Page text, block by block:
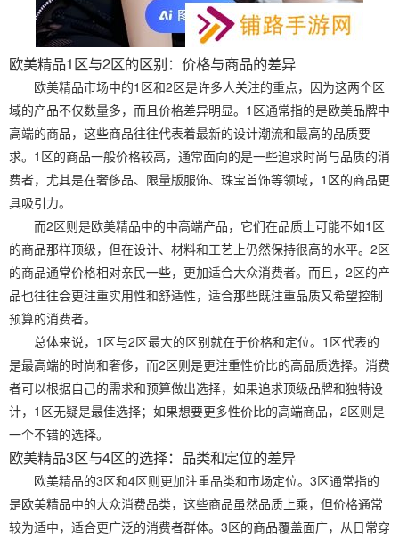
欧美精品1区与2区的区别：价格与商品的差异
欧美精品市场中的1区和2区是许多人关注的重点，因为这两个区
域的产品不仅数量多，而且价格差异明显。1区通常指的是欧美品牌中
高端的商品，这些商品往往代表着最新的设计潮流和最高的品质要
求。1区的商品一般价格较高，通常面向的是一些追求时尚与品质的消
费者，尤其是在奢侈品、限量版服饰、珠宝首饰等领域，1区的商品更
具吸引力。
而2区则是欧美精品中的中高端产品，它们在品质上可能不如1区
的商品那样顶级，但在设计、材料和工艺上仍然保持很高的水平。2区
的商品通常价格相对亲民一些，更加适合大众消费者。而且，2区的产
品也往往会更注重实用性和舒适性，适合那些既注重品质又希望控制
预算的消费者。
总体来说，1区与2区最大的区别就在于价格和定位。1区代表的
是最高端的时尚和奢侈，而2区则是更注重性价比的高品质选择。消费
者可以根据自己的需求和预算做出选择，如果追求顶级品牌和独特设
计，1区无疑是最佳选择；如果想要更多性价比的高端商品，2区则是
一个不错的选择。
欧美精品3区与4区的选择：品类和定位的差异
欧美精品的3区和4区则更加注重品类和市场定位。3区通常指的
是欧美精品中的大众消费品类，这些商品虽然品质上乘，但价格通常
较为适中，适合更广泛的消费者群体。3区的商品覆盖面广，从日常穿